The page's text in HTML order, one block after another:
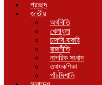
প্রচ্ছদ
জাতীয়
অর্থনীতি
খেলাধুলা
চাকরি-বাকরি
রাজনীতি
নাগরিক সংবাদ
তথ্যকণিকা
পাঁচমিশালি